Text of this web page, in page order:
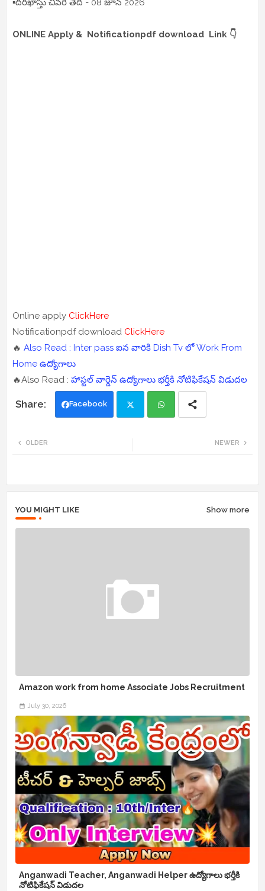
▪️దరఖాస్తు చివరి తేదీ - 08 జూన్ 2026
ONLINE Apply & Notificationpdf download Link 👇
Online apply ClickHere
Notificationpdf download ClickHere
🔥 Also Read : Inter pass ఐన వారికి Dish Tv లో Work From
Home ఉద్యోగాలు
🔥Also Read : హాస్టల్ వార్డెన్ ఉద్యోగాలు భర్తీకి నోటిఫికేషన్ విడుదల
Facebook
NEWER
OLDER
YOU MIGHT LIKE Show more
Amazon work from home Associate Jobs Recruitment
July 30, 2026
Anganwadi Teacher, Anganwadi Helper ఉద్యోగాలు భర్తీకి
నోటిఫికేషన్ విడుదల